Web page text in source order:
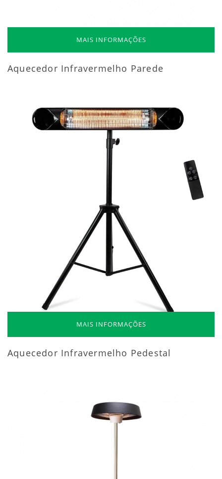
MAIS INFORMAÇÕES
Aquecedor Infravermelho Parede
MAIS INFORMAÇÕES
Aquecedor Infravermelho Pedestal